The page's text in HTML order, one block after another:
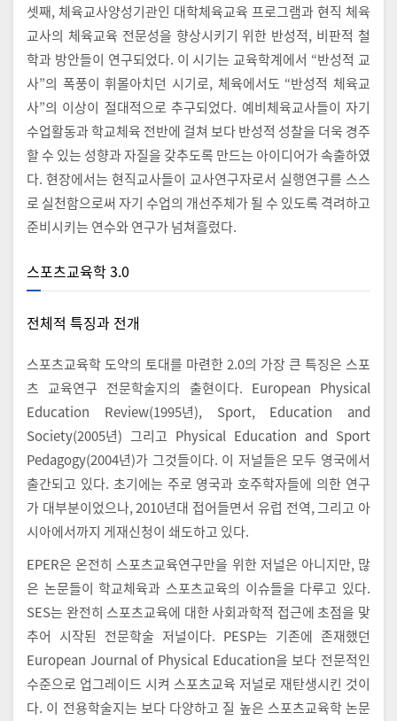
셋째, 체육교사양성기관인 대학체육교육 프로그램과 현직 체육
교사의 체육교육 전문성을 향상시키기 위한 반성적, 비판적 철
학과 방안들이 연구되었다. 이 시기는 교육학계에서 “반성적 교
사”의 폭풍이 휘몰아치던 시기로, 체육에서도 “반성적 체육교
사”의 이상이 절대적으로 추구되었다. 예비체육교사들이 자기
수업활동과 학교체육 전반에 걸쳐 보다 반성적 성찰을 더욱 경주
할 수 있는 성향과 자질을 갖추도록 만드는 아이디어가 속출하였
다. 현장에서는 현직교사들이 교사연구자로서 실행연구를 스스
로 실천함으로써 자기 수업의 개선주체가 될 수 있도록 격려하고
준비시키는 연수와 연구가 넘쳐흘렀다.
스포츠교육학 3.0
전체적 특징과 전개
스포츠교육학 도약의 토대를 마련한 2.0의 가장 큰 특징은 스포
츠 교육연구 전문학술지의 출현이다. European Physical
Education Review(1995년), Sport, Education and
Society(2005년) 그리고 Physical Education and Sport
Pedagogy(2004년)가 그것들이다. 이 저널들은 모두 영국에서
출간되고 있다. 초기에는 주로 영국과 호주학자들에 의한 연구
가 대부분이었으나, 2010년대 접어들면서 유럽 전역, 그리고 아
시아에서까지 게재신청이 쇄도하고 있다.
EPER은 온전히 스포츠교육연구만을 위한 저널은 아니지만, 많
은 논문들이 학교체육과 스포츠교육의 이슈들을 다루고 있다.
SES는 완전히 스포츠교육에 대한 사회과학적 접근에 초점을 맞
추어 시작된 전문학술 저널이다. PESP는 기존에 존재했던
European Journal of Physical Education을 보다 전문적인
수준으로 업그레이드 시켜 스포츠교육 저널로 재탄생시킨 것이
다. 이 전용학술지는 보다 다양하고 질 높은 스포츠교육학 논문